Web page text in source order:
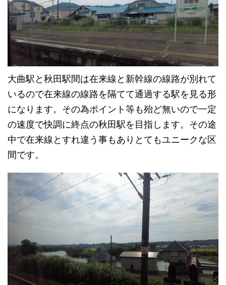
大曲駅と秋田駅間は在来線と新幹線の線路が別れて
いるので在来線の線路を隔てて通過する駅を見る形
になります。その為ポイント等も殆ど無いので一定
の速度で快調に終点の秋田駅を目指します。その途
中で在来線とすれ違う事もありとてもユニークな区
間です。